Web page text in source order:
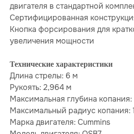
двигателя в стандартной
Сертифицированная
Кнопка форсирования для
увеличения мощности
Технические характеристики
Длина стрелы: 6 м
Рукоять: 2,964 м
Максимальная глубина
Максимальный радиус копания:
Марка двигателя: Cummins